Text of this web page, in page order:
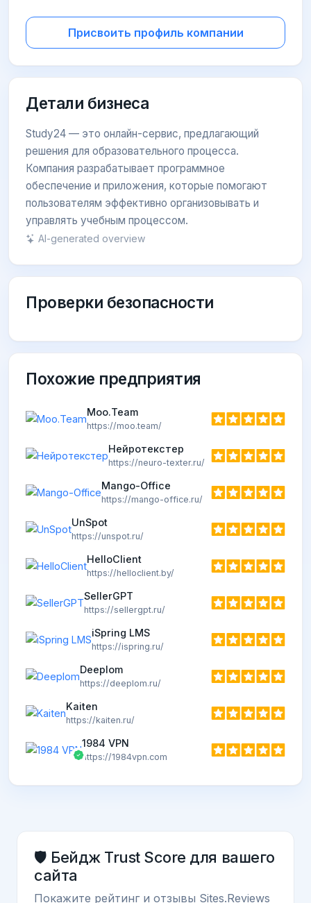
Присвоить профиль компании
Детали бизнеса
Study24 — это онлайн-сервис, предлагающий
решения для образовательного процесса.
Компания разрабатывает программное
обеспечение и приложения, которые помогают
пользователям эффективно организовывать и
управлять учебным процессом.
AI-generated overview
Проверки безопасности
Похожие предприятия
Moo.Team
https://moo.team/
Нейротекстер
https://neuro-texter.ru/
Mango-Office
https://mango-office.ru/
UnSpot
https://unspot.ru/
HelloClient
https://helloclient.by/
SellerGPT
https://sellergpt.ru/
iSpring LMS
https://ispring.ru/
Deeplom
https://deeplom.ru/
Kaiten
https://kaiten.ru/
1984 VPN
https://1984vpn.com
🛡️ Бейдж Trust Score для вашего
сайта
Покажите рейтинг и отзывы Sites.Reviews